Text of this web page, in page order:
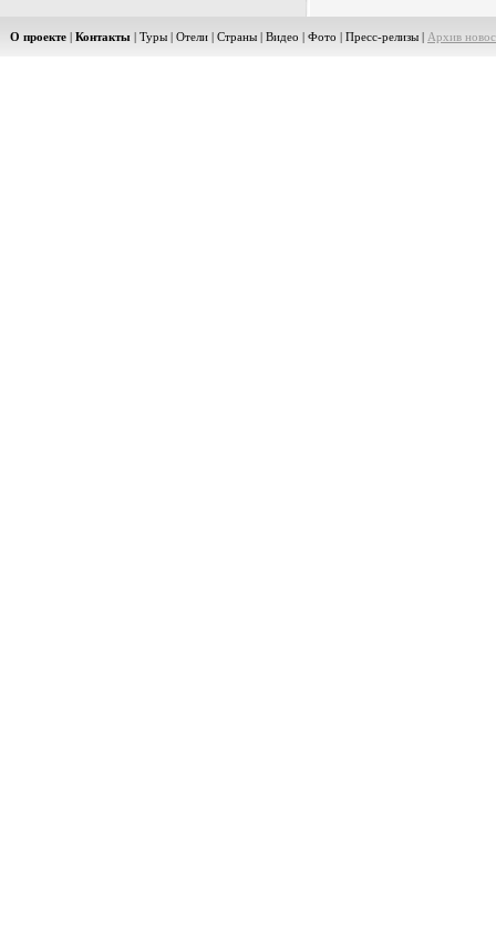
О проекте | Контакты | Туры | Отели | Страны | Видео | Фото | Пресс-релизы | Архив